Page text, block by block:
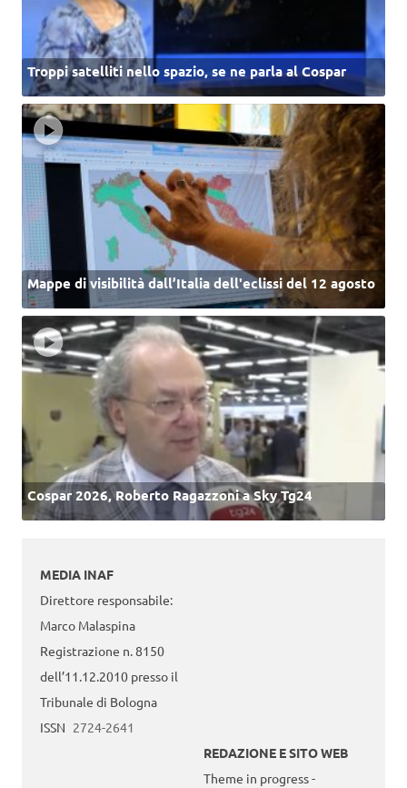
Troppi satelliti nello spazio, se ne parla al Cospar
Mappe di visibilità dall’Italia dell'eclissi del 12 agosto
Cospar 2026, Roberto Ragazzoni a Sky Tg24
MEDIA INAF
Direttore responsabile:
Marco Malaspina
Registrazione n. 8150
dell’11.12.2010 presso il
Tribunale di Bologna
ISSN 2724-2641
REDAZIONE E SITO WEB
Theme in progress -